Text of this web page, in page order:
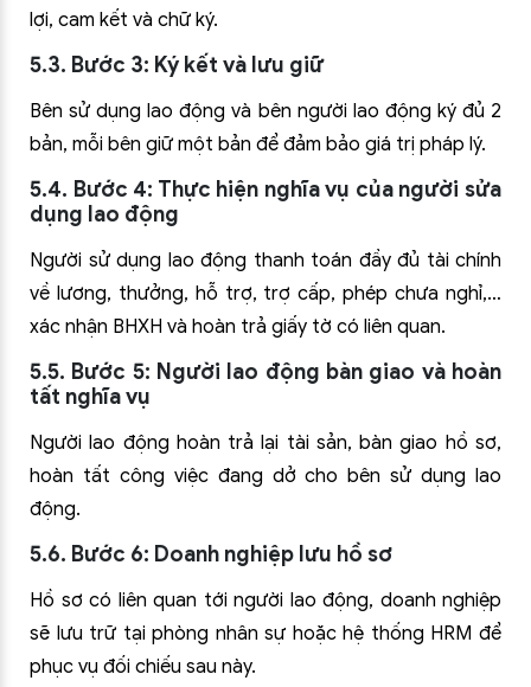
lợi, cam kết và chữ ký.
5.3. Bước 3: Ký kết và lưu giữ
Bên sử dụng lao động và bên người lao động ký đủ 2
bản, mỗi bên giữ một bản để đảm bảo giá trị pháp lý.
5.4. Bước 4: Thực hiện nghĩa vụ của người sửa
dụng lao động
Người sử dụng lao động thanh toán đầy đủ tài chính
về lương, thưởng, hỗ trợ, trợ cấp, phép chưa nghỉ,…
xác nhận BHXH và hoàn trả giấy tờ có liên quan.
5.5. Bước 5: Người lao động bàn giao và hoàn
tất nghĩa vụ
Người lao động hoàn trả lại tài sản, bàn giao hồ sơ,
hoàn tất công việc đang dở cho bên sử dụng lao
động.
5.6. Bước 6: Doanh nghiệp lưu hồ sơ
Hồ sơ có liên quan tới người lao động, doanh nghiệp
sẽ lưu trữ tại phòng nhân sự hoặc hệ thống HRM để
phục vụ đối chiếu sau này.